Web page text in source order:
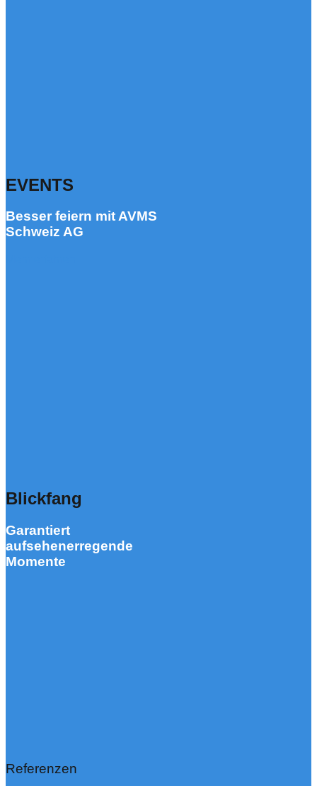
EVENTS
Besser feiern mit AVMS
Schweiz AG
Blickfang
Garantiert
aufsehenerregende
Momente
Referenzen